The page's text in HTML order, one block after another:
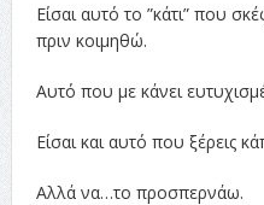
Είσαι αυτό το ”κάτι” που
πριν κοιμηθώ.
Αυτό που με κάνει
Είσαι και αυτό που ξέρεις
Αλλά να…το προσπερνάω.